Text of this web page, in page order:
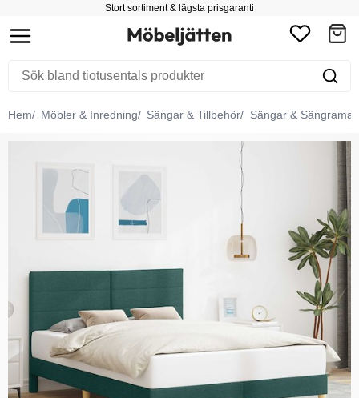
Stort sortiment & lägsta prisgaranti
Hem Möbler & Inredning Sängar & Tillbehör Sängar & Sängramar